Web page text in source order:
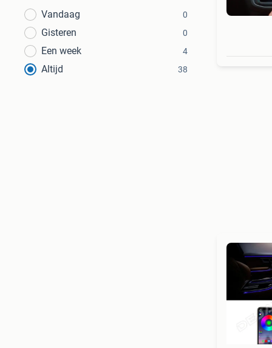
Vandaag
0
Gisteren 0
Een week 4
Altijd 38